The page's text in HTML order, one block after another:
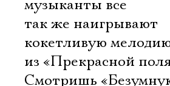
музыканты все
так же наигрывают
кокетливую
из «Прекрасной
Смотришь